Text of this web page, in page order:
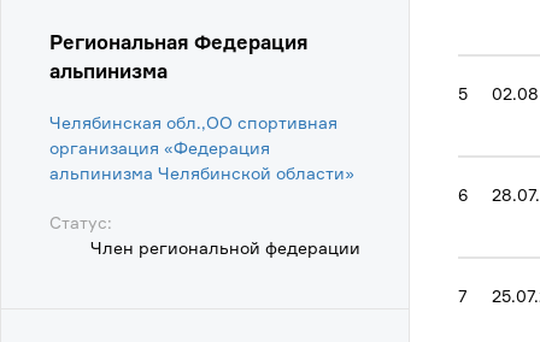
Региональная Федерация
альпинизма
Челябинская обл.,ОО спортивная
организация «Федерация
альпинизма Челябинской области»
Статус:
Член региональной федерации
5
6
7